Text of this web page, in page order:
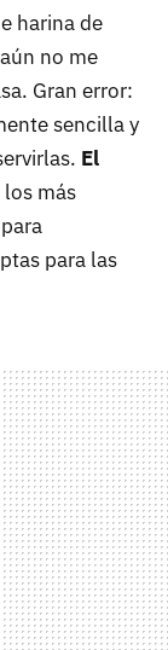
harina de
no me
Gran error:
sencilla y
El
más
para las